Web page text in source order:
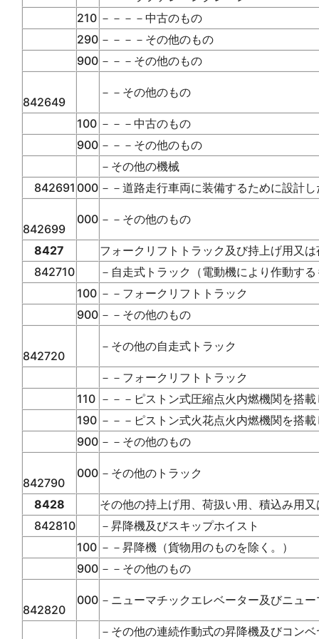
210 －－－－中古のもの
290 －－－－その他のもの
900 －－－その他のもの
842649
－－その他のもの
100 －－－中古のもの
900 －－－その他のもの
－その他の機械
842691 000 －－道路走行車両に装備するために設計
842699
000 －－その他のもの
8427
フォークリフトトラック及び持上げ用又
842710
－自走式トラック（電動機により作動す
100 －－フォークリフトトラック
900 －－その他のもの
842720
－その他の自走式トラック
－－フォークリフトトラック
110 －－－ピストン式圧縮点火内燃機関を搭
190 －－－ピストン式火花点火内燃機関を搭
900 －－その他のもの
842790
000 －その他のトラック
8428
その他の持上げ用、荷扱い用、積込み用
842810
－昇降機及びスキップホイスト
100 －－昇降機（貨物用のものを除く。）
900 －－その他のもの
842820
000 －ニューマチックエレベーター及びニュ
－その他の連続作動式の昇降機及びコン